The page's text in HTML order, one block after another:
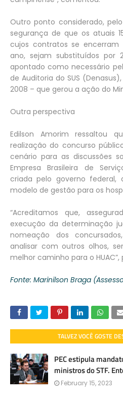
Outro ponto considerado,
segurança de que os atuais
cujos contratos se
ano, sejam substituídos por
apontado como necessário
de Auditoria do SUS
2008 – que gerou a ação do
Outra perspectiva
Edilson Amorim ressaltou
realização do concurso
cenário para as discussões
Empresa Brasileira de
criada pelo governo
modelo de gestão para os
“Acreditamos que,
execução da determinação
nomeação dos
analisar com outros olhos,
melhor caminho para o HUAC”,
Fonte: Marinilson Braga
TALVEZ VOCÊ GOSTE
PEC estipula
ministros do STF.
February 15, 2023